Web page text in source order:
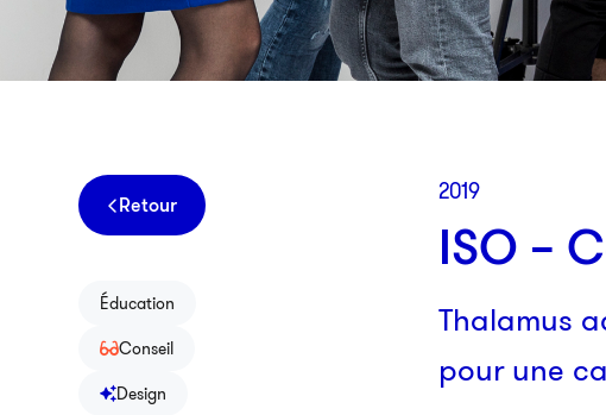
Retour
Éducation
Conseil
Design
2019
ISO –
Thalamus
pour une